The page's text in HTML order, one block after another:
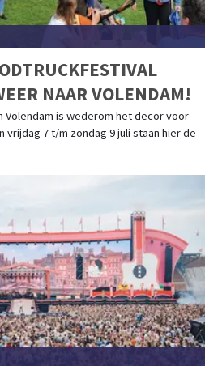
NAAR VOLENDAM!
Volendam is wederom het decor voor
vrijdag 7 t/m zondag 9 juli staan hier de